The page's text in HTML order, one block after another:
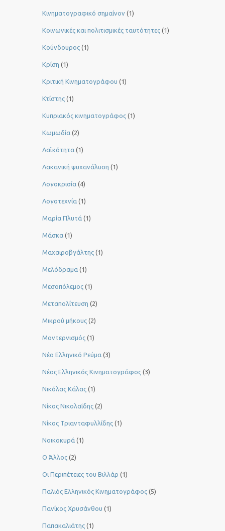
Κινηματογραφικό σημαίνον (1)
Κοινωνικές και πολιτισμικές ταυτότητες (1)
Κούνδουρος (1)
Κρίση (1)
Κριτική Κινηματογράφου (1)
Κτίστης (1)
Κυπριακός κινηματογράφος (1)
Κωμωδία (2)
Λαϊκότητα (1)
Λακανική ψυχανάλυση (1)
Λογοκρισία (4)
Λογοτεχνία (1)
Μαρία Πλυτά (1)
Μάσκα (1)
Μαχαιροβγάλτης (1)
Μελόδραμα (1)
Μεσοπόλεμος (1)
Μεταπολίτευση (2)
Μικρού μήκους (2)
Μοντερνισμός (1)
Νέο Ελληνικό Ρεύμα (3)
Νέος Ελληνικός Κινηματογράφος (3)
Νικόλας Κάλας (1)
Νίκος Νικολαΐδης (2)
Νίκος Τριανταφυλλίδης (1)
Νοικοκυρά (1)
Ο Άλλος (2)
Οι Περιπέτειες του Βιλλάρ (1)
Παλιός Ελληνικός Κινηματογράφος (5)
Πανίκος Χρυσάνθου (1)
Παπακαλιάτης (1)